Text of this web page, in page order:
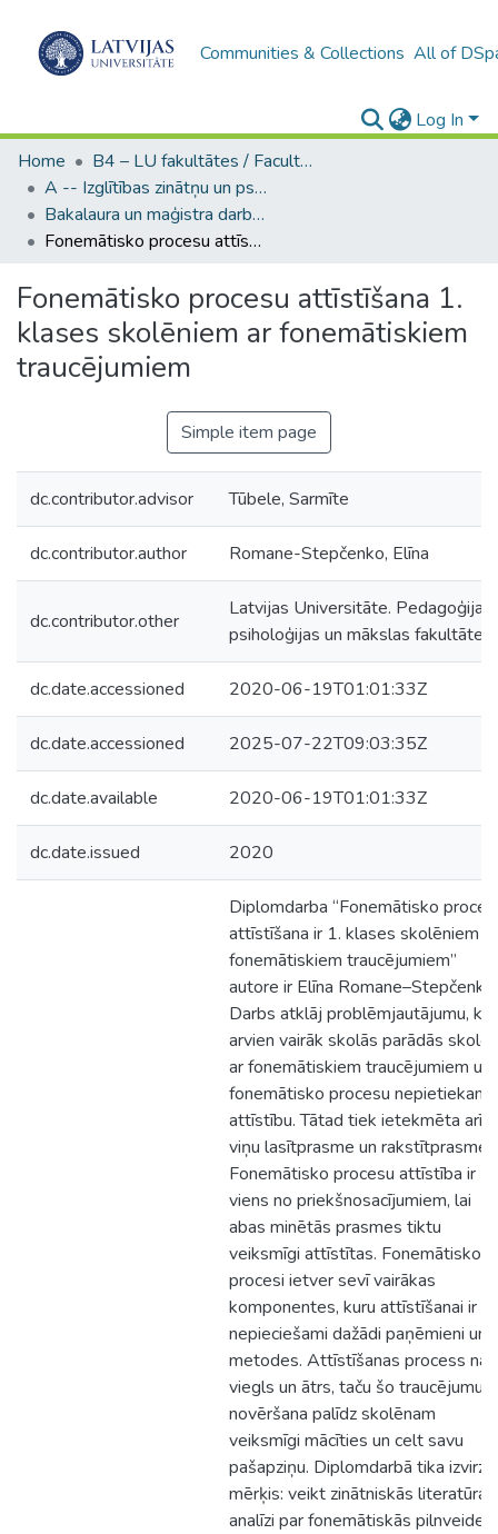
Communities & Collections All of
Log In
Home
B4 – LU fakultātes / Faculties of the UL
A -- Izglītības zinātņu un psiholoģijas fakultāte / Faculty of Education Sciences and Psychology
Bakalaura un maģistra darbi (PPMF) / Bachelor's and Master's theses
Fonemātisko procesu attīstīšana 1. klases skolēniem ar fonemātiskiem traucējumiem
Fonemātisko procesu attīstīšana 1.
klases skolēniem ar fonemātiskiem
traucējumiem
Simple item page
dc.contributor.advisor Tūbele, Sarmīte
dc.contributor.author Romane-Stepčenko, Elīna
dc.contributor.other
Latvijas Universitāte. Pedagoģijas,
psiholoģijas un mākslas fakultāte
dc.date.accessioned 2020-06-19T01:01:33Z
dc.date.accessioned 2025-07-22T09:03:35Z
dc.date.available 2020-06-19T01:01:33Z
dc.date.issued 2020
Diplomdarba “Fonemātisko
attīstīšana ir 1. klases skolēniem ar
fonemātiskiem traucējumiem”
autore ir Elīna Romane–Stepčenko.
Darbs atklāj problēmjautājumu, ka
arvien vairāk skolās parādās
ar fonemātiskiem traucējumiem un
fonemātisko procesu nepietiekamu
attīstību. Tātad tiek ietekmēta arī
viņu lasītprasme un rakstītprasme.
Fonemātisko procesu attīstība ir
viens no priekšnosacījumiem, lai
abas minētās prasmes tiktu
veiksmīgi attīstītas. Fonemātisko
procesi ietver sevī vairākas
komponentes, kuru attīstīšanai ir
nepieciešami dažādi paņēmieni un
metodes. Attīstīšanas process nav
viegls un ātrs, taču šo traucējumu
novēršana palīdz skolēnam
veiksmīgi mācīties un celt savu
pašapziņu. Diplomdarbā tika
mērķis: veikt zinātniskās literatūras
analīzi par fonemātiskās pilnveides